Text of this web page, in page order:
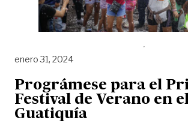
enero 31, 2024
Prográmese para el
Festival de Verano en
Guatiquía